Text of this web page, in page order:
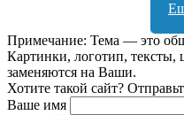
Примечание: Тема — это
Картинки, логотип, тексты,
заменяются на Ваши.
Хотите такой сайт?
Ваше имя